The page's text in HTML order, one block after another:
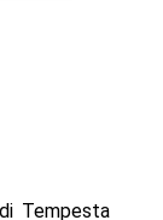
Tempesta